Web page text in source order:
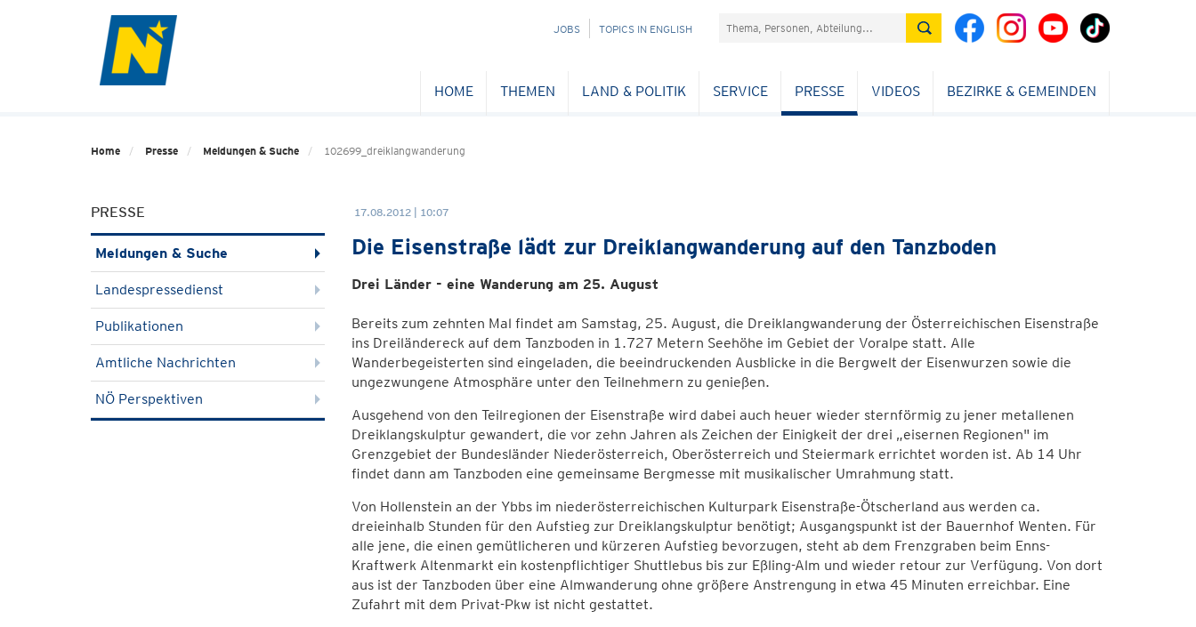
NAVIGATION
JOBS TOPICS IN ENGLISH Suchefeld
HOME THEMEN LAND & POLITIK SERVICE PRESSE VIDEOS BEZIRKE & GEMEINDEN
Home Presse Meldungen & Suche 102699_dreiklangwanderung
PRESSE
Meldungen & Suche
Landespressedienst
Publikationen
Amtliche Nachrichten
NÖ Perspektiven
17.08.2012 | 10:07
Die Eisenstraße lädt zur Dreiklangwanderung auf den Tanzboden
Drei Länder - eine Wanderung am 25. August
Bereits zum zehnten Mal findet am Samstag, 25. August, die Dreiklangwanderung der Österreichischen Eisenstraße
ins Dreiländereck auf dem Tanzboden in 1.727 Metern Seehöhe im Gebiet der Voralpe statt. Alle
Wanderbegeisterten sind eingeladen, die beeindruckenden Ausblicke in die Bergwelt der Eisenwurzen sowie die
ungezwungene Atmosphäre unter den Teilnehmern zu genießen.
Ausgehend von den Teilregionen der Eisenstraße wird dabei auch heuer wieder sternförmig zu jener metallenen
Dreiklangskulptur gewandert, die vor zehn Jahren als Zeichen der Einigkeit der drei „eisernen Regionen" im
Grenzgebiet der Bundesländer Niederösterreich, Oberösterreich und Steiermark errichtet worden ist. Ab 14 Uhr
findet dann am Tanzboden eine gemeinsame Bergmesse mit musikalischer Umrahmung statt.
Von Hollenstein an der Ybbs im niederösterreichischen Kulturpark Eisenstraße-Ötscherland aus werden ca.
dreieinhalb Stunden für den Aufstieg zur Dreiklangskulptur benötigt; Ausgangspunkt ist der Bauernhof Wenten. Für
alle jene, die einen gemütlicheren und kürzeren Aufstieg bevorzugen, steht ab dem Frenzgraben beim Enns-
Kraftwerk Altenmarkt ein kostenpflichtiger Shuttlebus bis zur Eßling-Alm und wieder retour zur Verfügung. Von dort
aus ist der Tanzboden über eine Almwanderung ohne größere Anstrengung in etwa 45 Minuten erreichbar. Eine
Zufahrt mit dem Privat-Pkw ist nicht gestattet.